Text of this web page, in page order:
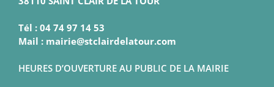
Tél : 04 74 97 14 53
Mail : mairie@stclairdelatour.com
HEURES D’OUVERTURE AU PUBLIC DE LA MAIRIE